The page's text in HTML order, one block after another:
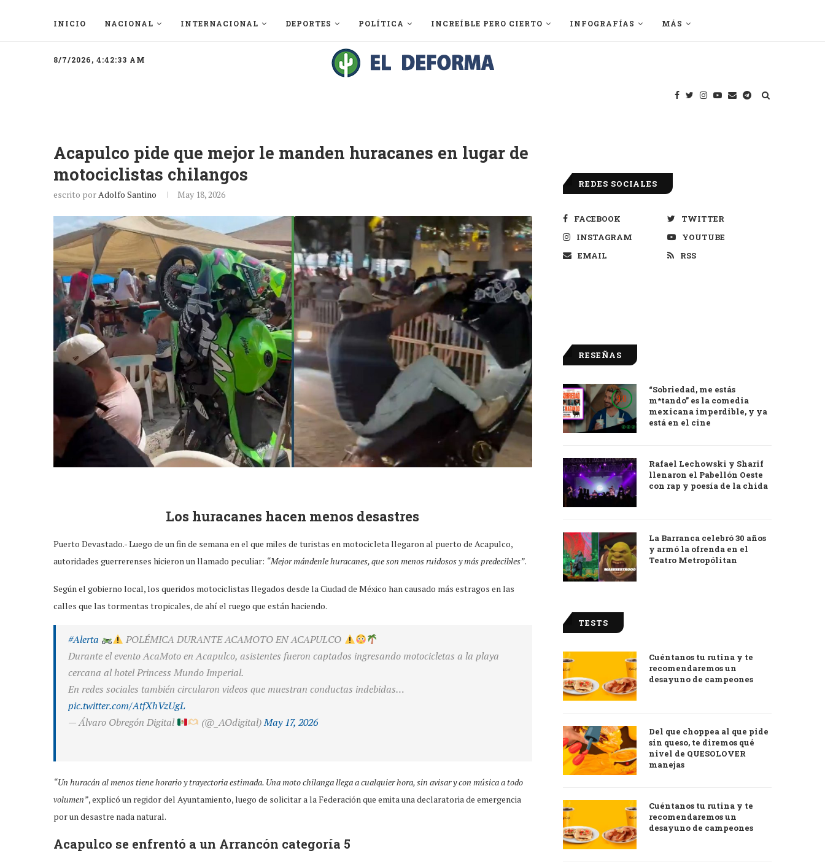
INICIO NACIONAL INTERNACIONAL DEPORTES POLÍTICA INCREÍBLE PERO CIERTO INFOGRAFÍAS MÁS
8/7/2026, 4:42:33 AM
Acapulco pide que mejor le manden huracanes en lugar de
motociclistas chilangos
escrito porAdolfo Santino May 18, 2026
Los huracanes hacen menos desastres
Puerto Devastado.- Luego de un fin de semana en el que miles de turistas en motocicleta llegaron al puerto de Acapulco,
autoridades guerrerenses hicieron un llamado peculiar: “Mejor mándenle huracanes, que son menos ruidosos y más predecibles”.
Según el gobierno local, los queridos motociclistas llegados desde la Ciudad de México han causado más estragos en las
calles que las tormentas tropicales, de ahí el ruego que están haciendo.
#Alerta
POLÉMICA DURANTE ACAMOTO EN ACAPULCO
Durante el evento AcaMoto en Acapulco, asistentes fueron captados ingresando motocicletas a la playa
cercana al hotel Princess Mundo Imperial.
En redes sociales también circularon videos que muestran conductas indebidas…
pic.twitter.com/AtfXhVzUgL
— Álvaro Obregón Digital
(@_AOdigital)May 17, 2026
“Un huracán al menos tiene horario y trayectoria estimada. Una moto chilanga llega a cualquier hora, sin avisar y con música a todo
volumen”, explicó un regidor del Ayuntamiento, luego de solicitar a la Federación que emita una declaratoria de emergencia
por un desastre nada natural.
Acapulco se enfrentó a un Arrancón categoría 5
REDES SOCIALES
FACEBOOK
TWITTER
INSTAGRAM
YOUTUBE
EMAIL
RSS
RESEÑAS
9.0
“Sobriedad, me estás
m*tando” es la comedia
mexicana imperdible, y ya
está en el cine
Rafael Lechowski y Sharif
llenaron el Pabellón Oeste
con rap y poesía de la chida
La Barranca celebró 30 años
y armó la ofrenda en el
Teatro Metropólitan
TESTS
Cuéntanos tu rutina y te
recomendaremos un
desayuno de campeones
Del que choppea al que pide
sin queso, te diremos qué
nivel de QUESOLOVER
manejas
Cuéntanos tu rutina y te
recomendaremos un
desayuno de campeones